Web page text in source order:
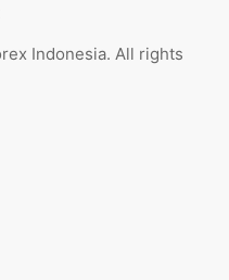
Indonesia. All rights